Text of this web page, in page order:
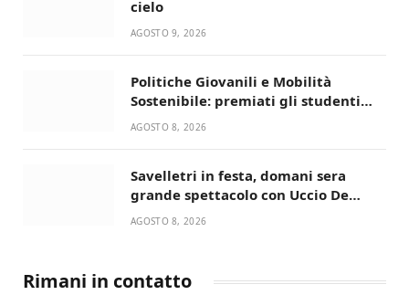
cielo
AGOSTO 9, 2026
Politiche Giovanili e Mobilità
Sostenibile: premiati gli studenti
universitari del bando “La strada
AGOSTO 8, 2026
Savelletri in festa, domani sera
grande spettacolo con Uccio De
Santis
AGOSTO 8, 2026
Rimani in contatto